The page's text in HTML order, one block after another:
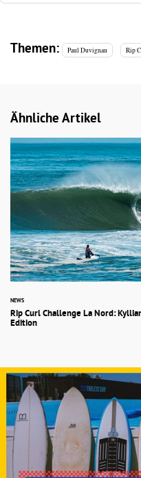
Themen: Paul Duvignau Rip
Ähnliche Artikel
NEWS
Rip Curl Challenge La Nord:
Edition